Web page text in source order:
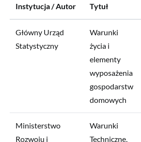
Instytucja / Autor Tytuł
Główny Urząd
Statystyczny
Warunki
życia i
elementy
wyposażenia
gospodarstw
domowych
Ministerstwo
Rozwoju i
Warunki
Techniczne,